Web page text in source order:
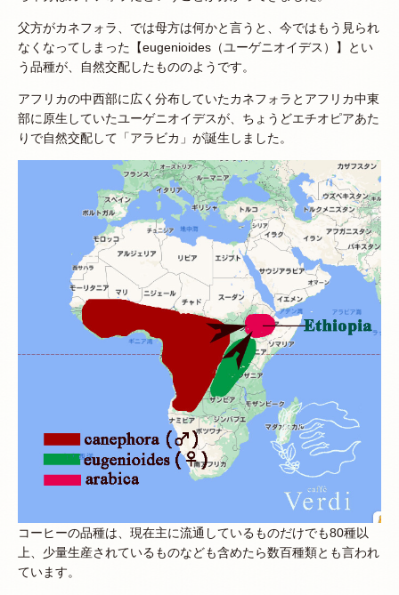
父方がカネフォラ、では母方は何かと言うと、今ではもう見られ
なくなってしまった【eugenioides（ユーゲニオイデス）】とい
う品種が、自然交配したもののようです。
アフリカの中西部に広く分布していたカネフォラとアフリカ中東
部に原生していたユーゲニオイデスが、ちょうどエチオピアあた
りで自然交配して「アラビカ」が誕生しました。
コーヒーの品種は、現在主に流通しているものだけでも80種以
上、少量生産されているものなども含めたら数百種類とも言われ
ています。